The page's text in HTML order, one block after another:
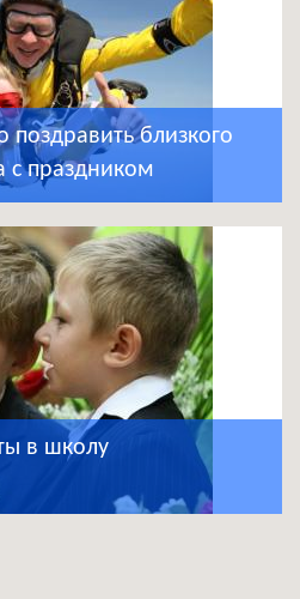
поздравить близкого
с праздником
в школу